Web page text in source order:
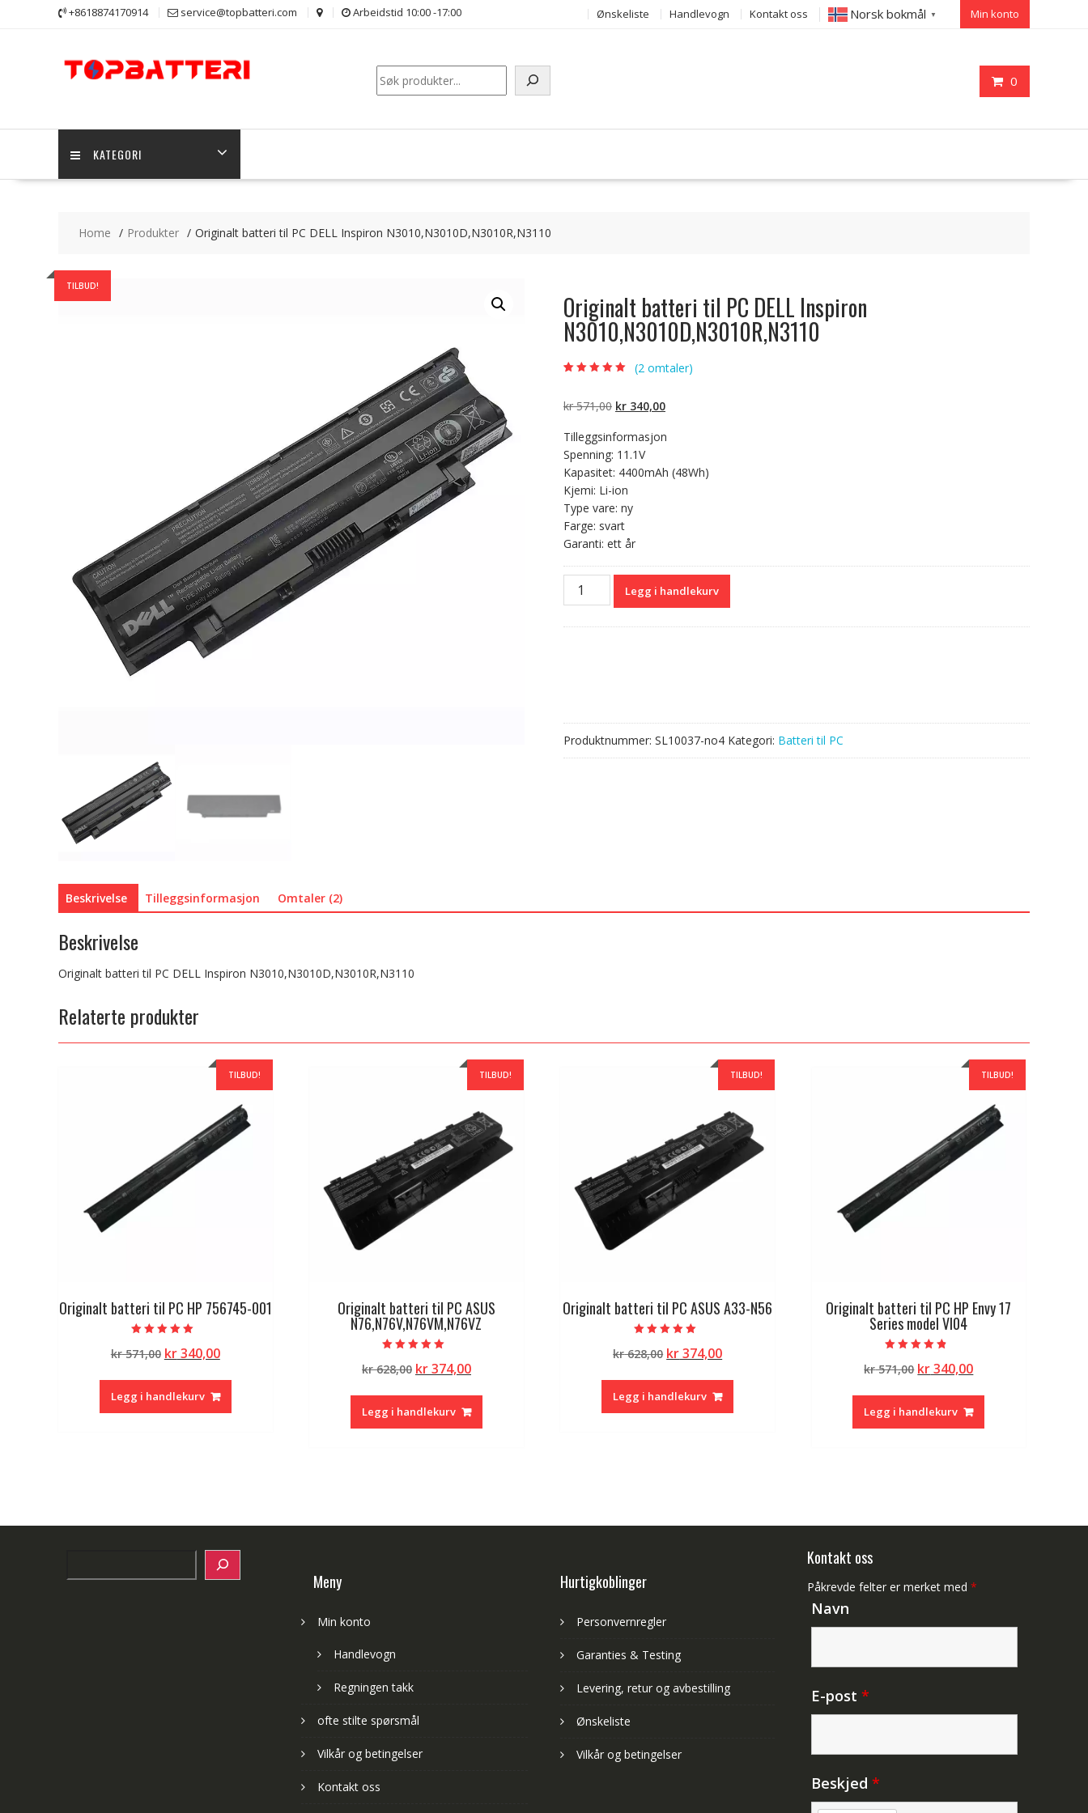
+8618874170914 service@topbatteri.com Arbeidstid 10:00 -17:00 Ønskeliste Handlevogn Kontakt oss Norsk bokmål ▼ Min konto
0
Søk
KATEGORI
Home Produkter Originalt batteri til PC DELL Inspiron N3010,N3010D,N3010R,N3110
TILBUD!
Originalt batteri til PC DELL Inspiron
N3010,N3010D,N3010R,N3110
kundevurderinger
(2 omtaler)
kr571,00 Opprinnelig
var:
kr 571,00.
kr 340,00Nåværende
er:
Tilleggsinformasjon
Spenning: 11.1V
Kapasitet: 4400mAh (48Wh)
Kjemi: Li-ion
Type vare: ny
Farge: svart
Garanti: ett år
Originalt
batteri
Legg i handlekurv
Produktnummer: SL10037-no4 Kategori: Batteri til PC
Beskrivelse Tilleggsinformasjon Omtaler (2)
Beskrivelse
Originalt batteri til PC DELL Inspiron N3010,N3010D,N3010R,N3110
Relaterte produkter
TILBUD!
Originalt batteri til PC HP 756745-001
5.00
av 5
kr571,00 Opprinnelig
var:
kr 571,00.
kr340,00Nåværende
kr 340,00.
Legg i handlekurv
TILBUD!
Originalt batteri til PC ASUS
N76,N76V,N76VM,N76VZ
5.00
av 5
kr628,00 Opprinnelig
var:
kr 628,00.
kr374,00Nåværende
kr 374,00.
Legg i handlekurv
TILBUD!
Originalt batteri til PC ASUS A33-N56
5.00
av 5
kr628,00 Opprinnelig
var:
kr 628,00.
kr374,00Nåværende
kr 374,00.
Legg i handlekurv
TILBUD!
Originalt batteri til PC HP Envy 17
Series model VI04
4.50
av 5
kr571,00 Opprinnelig
var:
kr 571,00.
kr340,00Nåværende
kr 340,00.
Legg i handlekurv
Meny
Min konto
Handlevogn
Regningen takk
ofte stilte spørsmål
Vilkår og betingelser
Kontakt oss
Hurtigkoblinger
Personvernregler
Garanties & Testing
Levering, retur og avbestilling
Ønskeliste
Vilkår og betingelser
Kontakt oss
Påkrevde felter er merket med *
Navn
E-post *
Beskjed *